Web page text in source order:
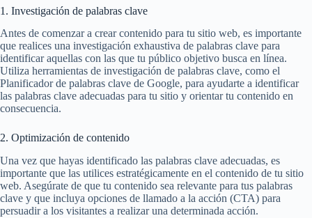
1. Investigación de palabras clave
Antes de comenzar a crear contenido para tu sitio web, es importante
que realices una investigación exhaustiva de palabras clave para
identificar aquellas con las que tu público objetivo busca en línea.
Utiliza herramientas de investigación de palabras clave, como el
Planificador de palabras clave de Google, para ayudarte a identificar
las palabras clave adecuadas para tu sitio y orientar tu contenido en
consecuencia.
2. Optimización de contenido
Una vez que hayas identificado las palabras clave adecuadas, es
importante que las utilices estratégicamente en el contenido de tu sitio
web. Asegúrate de que tu contenido sea relevante para tus palabras
clave y que incluya opciones de llamado a la acción (CTA) para
persuadir a los visitantes a realizar una determinada acción.